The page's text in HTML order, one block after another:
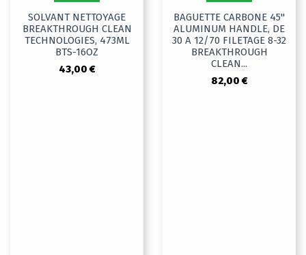
SOLVANT NETTOYAGE
BREAKTHROUGH CLEAN
TECHNOLOGIES, 473ML
BTS-16OZ
43,00 €
BAGUETTE CARBONE 45"
ALUMINUM HANDLE, DE
30 A 12/70 FILETAGE 8-32
BREAKTHROUGH
CLEAN...
82,00 €